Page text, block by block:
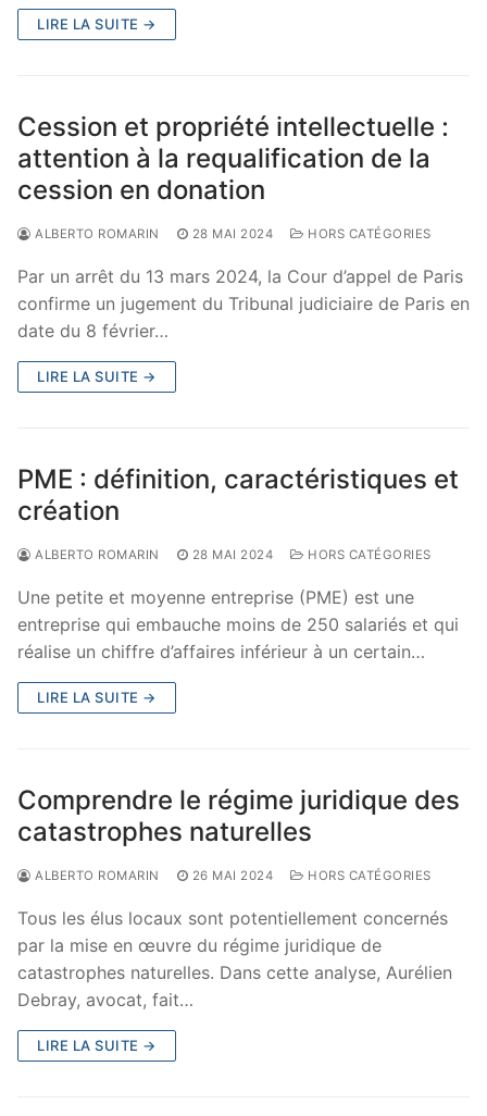
LIRE LA SUITE →
Cession et propriété intellectuelle :
attention à la requalification de la
cession en donation
ALBERTO ROMARIN 28 MAI 2024 HORS CATÉGORIES
Par un arrêt du 13 mars 2024, la Cour d’appel de Paris
confirme un jugement du Tribunal judiciaire de Paris en
date du 8 février…
LIRE LA SUITE →
PME : définition, caractéristiques et
création
ALBERTO ROMARIN 28 MAI 2024 HORS CATÉGORIES
Une petite et moyenne entreprise (PME) est une
entreprise qui embauche moins de 250 salariés et qui
réalise un chiffre d’affaires inférieur à un certain…
LIRE LA SUITE →
Comprendre le régime juridique des
catastrophes naturelles
ALBERTO ROMARIN 26 MAI 2024 HORS CATÉGORIES
Tous les élus locaux sont potentiellement concernés
par la mise en œuvre du régime juridique de
catastrophes naturelles. Dans cette analyse, Aurélien
Debray, avocat, fait…
LIRE LA SUITE →